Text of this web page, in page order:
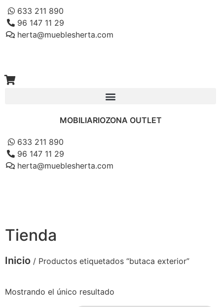
633 211 890
96 147 11 29
herta@mueblesherta.com
MOBILIARIOZONA OUTLET
633 211 890
96 147 11 29
herta@mueblesherta.com
Tienda
Inicio / Productos etiquetados “butaca exterior”
Mostrando el único resultado